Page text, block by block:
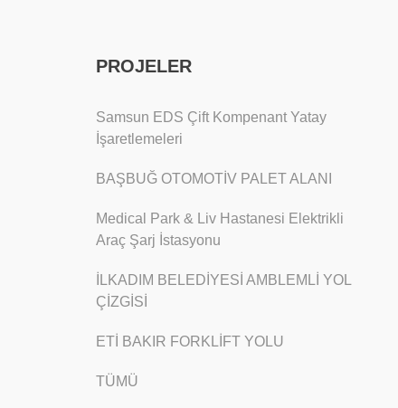
PROJELER
Samsun EDS Çift Kompenant Yatay
İşaretlemeleri
BAŞBUĞ OTOMOTİV PALET ALANI
Medical Park & Liv Hastanesi Elektrikli
Araç Şarj İstasyonu
İLKADIM BELEDİYESİ AMBLEMLİ YOL
ÇİZGİSİ
ETİ BAKIR FORKLİFT YOLU
TÜMÜ